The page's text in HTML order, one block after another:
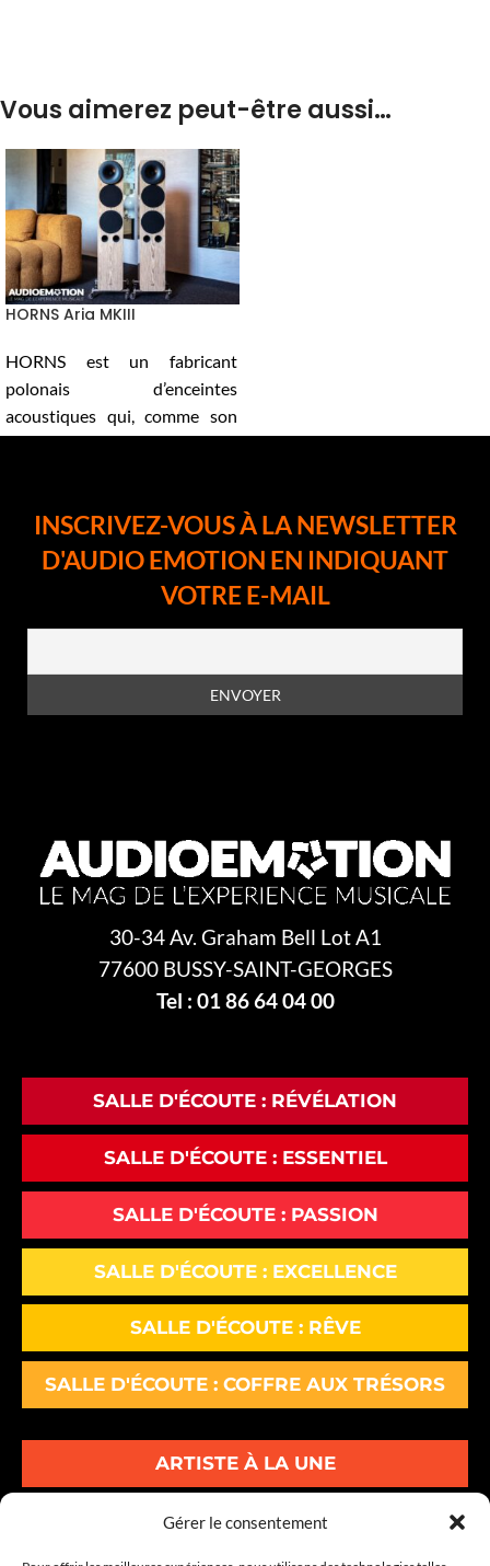
Gérer le consentement
Vous aimerez peut-être aussi…
HORNS Aria MKIII
HORNS est un fabricant
polonais d’enceintes
acoustiques qui, comme son
Une technique qui remonte
aux origines de la reproduction
sonore et tombée en
parfois son encombrement et
la difficulté de mise au point et
INSCRIVEZ-VOUS À LA NEWSLETTER
D'AUDIO EMOTION EN INDIQUANT
VOTRE E-MAIL
30-34 Av. Graham Bell Lot A1
77600 BUSSY-SAINT-GEORGES
Tel : 01 86 64 04 00
SALLE D'ÉCOUTE : RÉVÉLATION
SALLE D'ÉCOUTE : ESSENTIEL
SALLE D'ÉCOUTE : PASSION
SALLE D'ÉCOUTE : EXCELLENCE
SALLE D'ÉCOUTE : RÊVE
SALLE D'ÉCOUTE : COFFRE AUX TRÉSORS
ARTISTE À LA UNE
ALBUMS À LA UNE